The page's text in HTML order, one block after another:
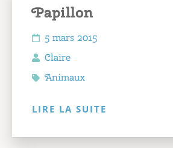
Papillon
5 mars 2015
Claire
Animaux
LIRE LA SUITE